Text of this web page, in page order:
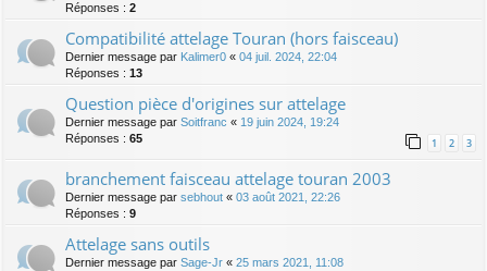
Réponses : 2
Compatibilité attelage Touran (hors faisceau)
Dernier message par Kalimer0 « 04 juil. 2024, 22:04
Réponses : 13
Question pièce d'origines sur attelage
Dernier message par Soitfranc « 19 juin 2024, 19:24
Réponses : 65 1 2 3
branchement faisceau attelage touran 2003
Dernier message par sebhout « 03 août 2021, 22:26
Réponses : 9
Attelage sans outils
Dernier message par Sage-Jr « 25 mars 2021, 11:08